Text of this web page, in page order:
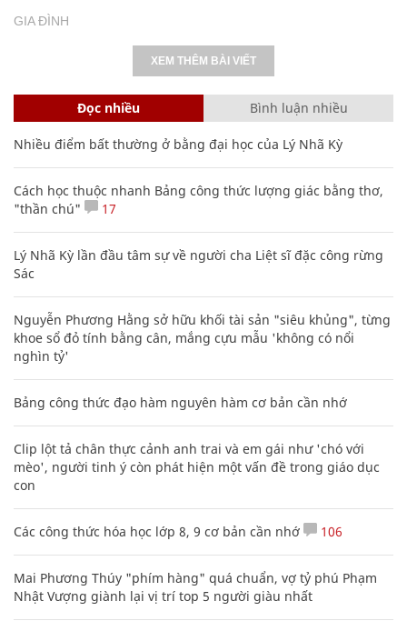
GIA ĐÌNH
XEM THÊM BÀI VIẾT
Đọc nhiều Bình luận nhiều
Nhiều điểm bất thường ở bằng đại học của Lý Nhã Kỳ
Cách học thuộc nhanh Bảng công thức lượng giác bằng thơ,
"thần chú"
17
Lý Nhã Kỳ lần đầu tâm sự về người cha Liệt sĩ đặc công rừng
Sác
Nguyễn Phương Hằng sở hữu khối tài sản "siêu khủng", từng
khoe sổ đỏ tính bằng cân, mắng cựu mẫu 'không có nổi
nghìn tỷ'
Bảng công thức đạo hàm nguyên hàm cơ bản cần nhớ
Clip lột tả chân thực cảnh anh trai và em gái như 'chó với
mèo', người tinh ý còn phát hiện một vấn đề trong giáo dục
con
Các công thức hóa học lớp 8, 9 cơ bản cần nhớ 106
Mai Phương Thúy "phím hàng" quá chuẩn, vợ tỷ phú Phạm
Nhật Vượng giành lại vị trí top 5 người giàu nhất